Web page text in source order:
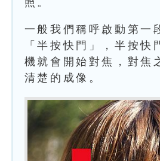
照。
一般我們稱呼啟動第一
「半按快門」，半按快
機就會開始對焦，對焦
清楚的成像。